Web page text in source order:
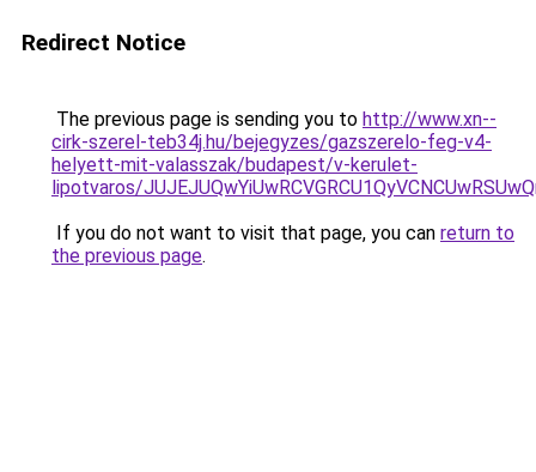
Redirect Notice
The previous page is sending you to http://www.xn--
cirk-szerel-teb34j.hu/bejegyzes/gazszerelo-feg-v4-
helyett-mit-valasszak/budapest/v-kerulet-
lipotvaros/
If you do not want to visit that page, you can return to
the previous page.